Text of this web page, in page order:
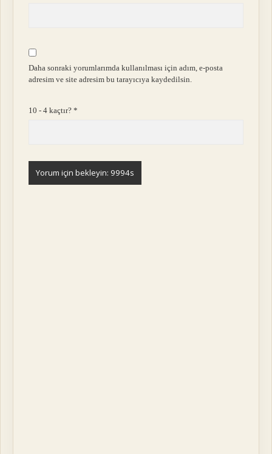
Daha sonraki yorumlarımda kullanılması için adım, e-posta
adresim ve site adresim bu tarayıcıya kaydedilsin.
10 - 4 kaçtır?*